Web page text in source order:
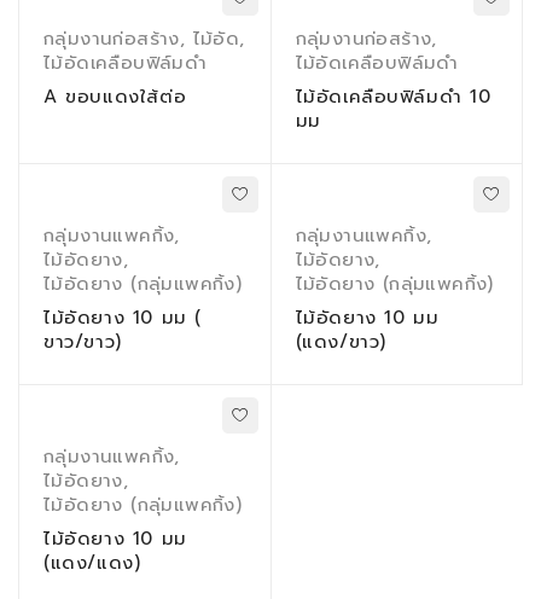
กลุ่มงานก่อสร้าง, ไม้อัด,
ไม้อัดเคลือบฟิล์มดำ
A ขอบแดงใส้ต่อ
กลุ่มงานก่อสร้าง,
ไม้อัดเคลือบฟิล์มดำ
ไม้อัดเคลือบฟิล์มดำ 10
มม
กลุ่มงานแพคกิ้ง,
ไม้อัดยาง,
ไม้อัดยาง (กลุ่มแพคกิ้ง)
ไม้อัดยาง 10 มม (
ขาว/ขาว)
กลุ่มงานแพคกิ้ง,
ไม้อัดยาง,
ไม้อัดยาง (กลุ่มแพคกิ้ง)
ไม้อัดยาง 10 มม
(แดง/ขาว)
กลุ่มงานแพคกิ้ง,
ไม้อัดยาง,
ไม้อัดยาง (กลุ่มแพคกิ้ง)
ไม้อัดยาง 10 มม
(แดง/แดง)